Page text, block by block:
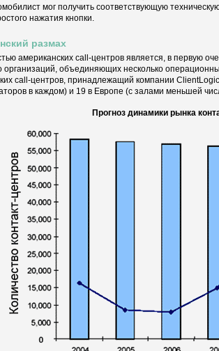
мог получить соответствующую
нажатия кнопки.
размах
американских call-центров является, в первую
организаций, объединяющих несколько
call-центров, принадлежащий компании
в каждом) и 19 в Европе (с залами меньшей
Прогноз динамики рынка